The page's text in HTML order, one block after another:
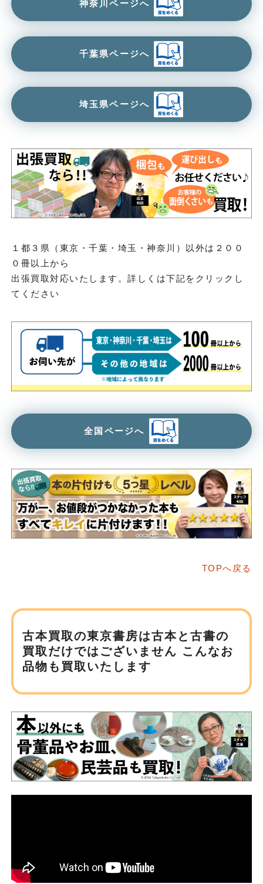
神奈川ページへ
千葉県ページへ
埼玉県ページへ
１都３県（東京・千葉・埼玉・神奈川）以外は２００
０冊以上から
出張買取対応いたします。詳しくは下記をクリックし
てください
全国ページへ
TOPへ戻る
古本買取の東京書房は古本と古書の
買取だけではございません こんなお
品物も買取いたします